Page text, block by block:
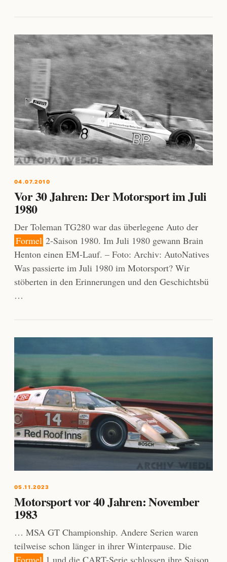
04.07.2010
Vor 30 Jahren: Der Motorsport im Juli
1980
Der Toleman TG280 war das überlegene Auto der
Formel 2-Saison 1980. Im Juli 1980 gewann Brain
Henton einen EM-Lauf. – Foto: Archiv: AutoNatives
Was passierte im Juli 1980 im Motorsport? Wir
stöberten in den Erinnerungen und den Geschichtsbü
…
05.11.2023
Motorsport vor 40 Jahren: November
1983
… MSA GT Championship. Andere Serien waren
teilweise schon länger in ihrer Winterpause. Die
Formel 1 und die CART-Serie schlossen ihre Saison